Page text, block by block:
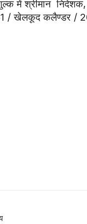
शुल्क में श्रीमान
खेलकूद कलैण्डर /